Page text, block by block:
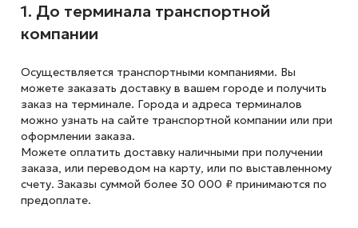
1. До терминала транспортной
компании
Осуществляется транспортными компаниями. Вы
можете заказать доставку в вашем городе и получить
заказ на терминале. Города и адреса терминалов
можно узнать на сайте транспортной компании или при
оформлении заказа.
Можете оплатить доставку наличными при получении
заказа, или переводом на карту, или по выставленному
счету. Заказы суммой более 30 000 ₽ принимаются по
предоплате.